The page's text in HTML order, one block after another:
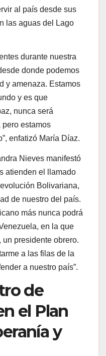
Nieves manifestó
atienden el llamado
Bolivariana,
de nuestro del país.
más nunca podrá
en la que
presidente obrero.
a las filas de la
a nuestro país”.
de
el Plan
y
distribuidos en toda
masiva
en el Plan
lleva a cabo la
en la entidad
así respondió
luego de realizar el